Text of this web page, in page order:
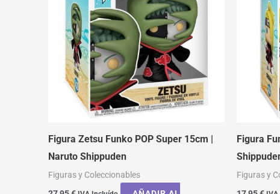
Figura Zetsu Funko POP Super 15cm |
Naruto Shippuden
Figuras y Coleccionables
Figura
Figuras y